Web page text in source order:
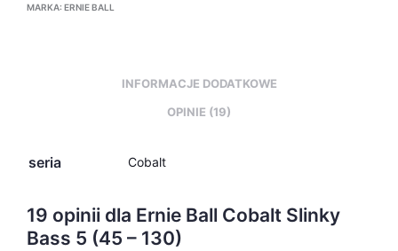
MARKA: ERNIE BALL
INFORMACJE DODATKOWE
OPINIE (19)
seria Cobalt
19 opinii dla Ernie Ball Cobalt Slinky
Bass 5 (45 – 130)